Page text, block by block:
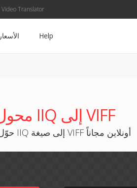
Video Translator
الأسعار Help
محول IIQ إلى VIFF
حوّل صور IIQ إلى صيغة VIFF أونلاين مجاناً